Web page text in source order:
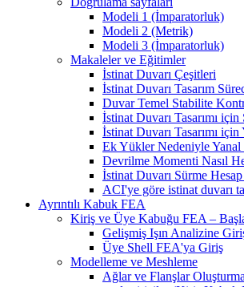
Modeli 1 (İmparatorluk)
Modeli 2 (Metrik)
Modeli 3 (İmparatorluk)
Makaleler ve Eğitimler
İstinat Duvarı Çeşitleri
İstinat Duvarı Tasarım
Duvar Temel Stabilite
İstinat Duvarı Tasarımı için
İstinat Duvarı Tasarımı için
Ek Yükler Nedeniyle Yanal
Devrilme Momenti Nasıl
İstinat Duvarı Sürme
ACI'ye göre istinat duvarı
Ayrıntılı Kabuk FEA
Kiriş ve Üye Kabuğu FEA –
Gelişmiş Işın Analizine
Üye Shell FEA'ya Giriş
Modelleme ve Meshleme
Ağlar ve Flanşlar